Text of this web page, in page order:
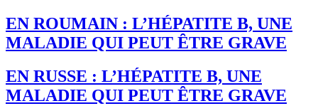
EN ROUMAIN : L’HÉPATITE B, UNE
MALADIE QUI PEUT ȆTRE GRAVE
EN RUSSE : L’HÉPATITE B, UNE
MALADIE QUI PEUT ȆTRE GRAVE